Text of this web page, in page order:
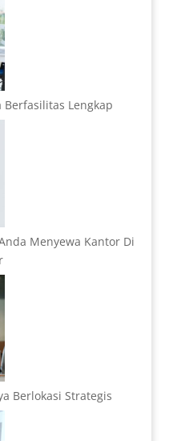
Berfasilitas Lengkap
Menyewa Kantor Di
Berlokasi Strategis